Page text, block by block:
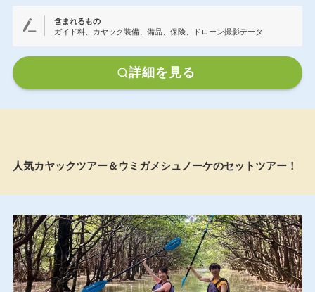
含まれるもの
ガイド料、カヤック装備、備品、保険、ドローン撮影データ
詳細を見る
人気カヤックツアー＆ウミガメシュノーケのセットツアー！